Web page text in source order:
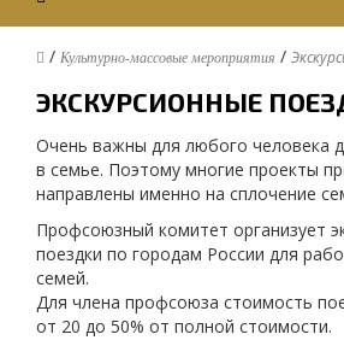
/ Культурно-массовые мероприятия /
ЭКСКУРСИОННЫЕ
Очень важны для любого человека
в семье. Поэтому многие проекты
направлены именно на сплочение
Профсоюзный комитет организует
поездки по городам России для
семей.
Для члена профсоюза стоимость
от 20 до 50% от полной стоимости.